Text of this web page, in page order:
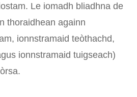
Le iomadh bliadhna de
thoraidhean againn
ionnstramaid teòthachd,
ionnstramaid tuigseach)